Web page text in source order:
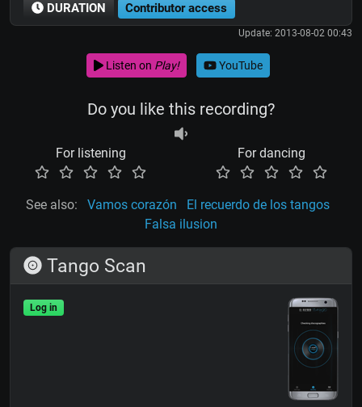
DURATION Contributor access
Update: 2013-08-02 00:43
Listen on Play! YouTube
Do you like this recording?
For listening For dancing
See also: Vamos corazón
El recuerdo de los tangos
Falsa ilusion
Tango Scan
Log in